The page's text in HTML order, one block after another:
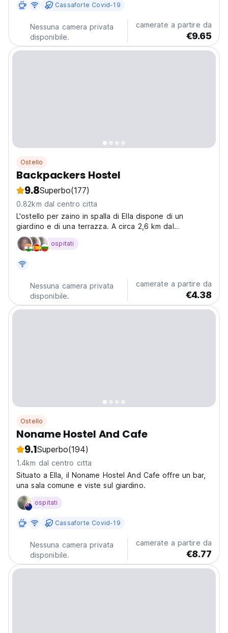
Cassaforte Covid-19
Nessuna camera privata
disponibile.
camerate a partire da
€9.65
Ostello
Backpackers Hostel
9.8Superbo(177)
0.82km dal centro citta
L'ostello per zaino in spalla di Ella dispone di un
giardino e di una terrazza. A circa 2,6 km dal
Demodara Nine Arch Bridge, la struttura dista anche
300 m dal Ella Spice Garden e offre la connessione
ospitati
Nessuna camera privata
disponibile.
camerate a partire da
€4.38
Ostello
Noname Hostel And Cafe
9.1Superbo(194)
1.4km dal centro citta
Situato a Ella, il Noname Hostel And Cafe offre un bar,
una sala comune e viste sul giardino.
ospitati
Cassaforte Covid-19
Nessuna camera privata
disponibile.
camerate a partire da
€8.77